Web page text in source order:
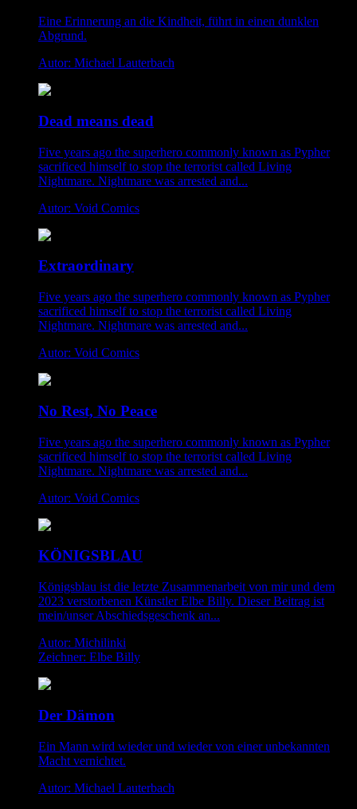
Eine Erinnerung an die Kindheit, führt in einen dunklen
Abgrund.
Autor: Michael Lauterbach
Dead means dead
Five years ago the superhero commonly known as Pypher
sacrificed himself to stop the terrorist called Living
Nightmare. Nightmare was arrested and...
Autor: Void Comics
Extraordinary
Five years ago the superhero commonly known as Pypher
sacrificed himself to stop the terrorist called Living
Nightmare. Nightmare was arrested and...
Autor: Void Comics
No Rest, No Peace
Five years ago the superhero commonly known as Pypher
sacrificed himself to stop the terrorist called Living
Nightmare. Nightmare was arrested and...
Autor: Void Comics
KÖNIGSBLAU
Königsblau ist die letzte Zusammenarbeit von mir und dem
2023 verstorbenen Künstler Elbe Billy. Dieser Beitrag ist
mein/unser Abschiedsgeschenk an...
Autor: Michilinki
Zeichner: Elbe Billy
Der Dämon
Ein Mann wird wieder und wieder von einer unbekannten
Macht vernichtet.
Autor: Michael Lauterbach